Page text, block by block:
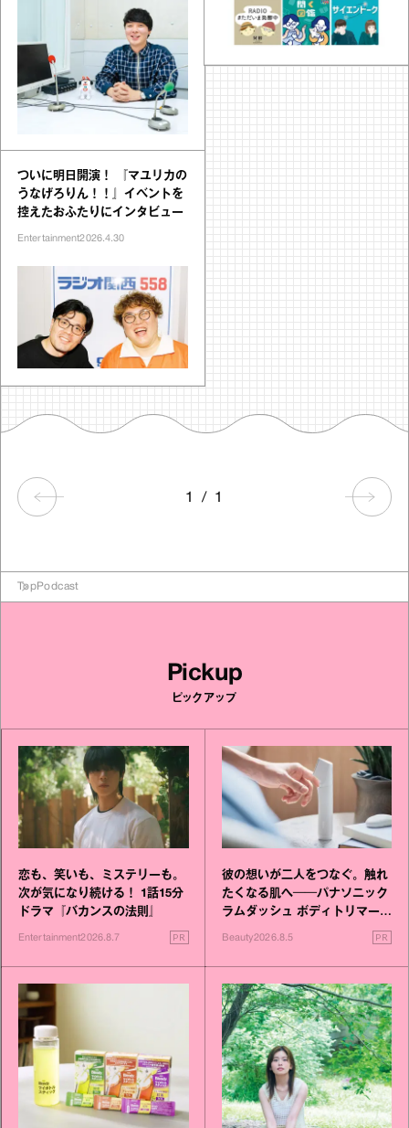
ついに明日開演！ 『マユリカの
うなげろりん！！』イベントを
控えたおふたりにインタビュー
Entertainment2026.4.30
1 / 1
TopPodcast
Pickup
ピックアップ
恋も、笑いも、ミステリーも。
次が気になり続ける！ 1話15分
ドラマ『バカンスの法則』
Entertainment2026.8.7 PR
彼の想いが二人をつなぐ。触れ
たくなる肌へ──パナソニック
ラムダッシュ ボディトリマーが
Beauty2026.8.5 PR